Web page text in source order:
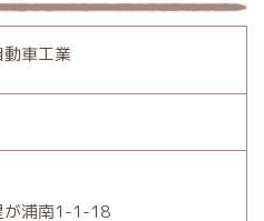
車工業
が浦南1-1-18